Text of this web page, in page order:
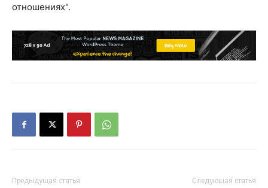
отношениях".
Предыдущая статья Следующая статья